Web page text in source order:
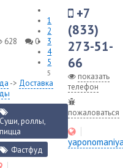
628 0
1
2
3
4
5
5
-> Доставка
Суши, роллы,
пицца
Фастфуд
+7
(833)
273-51-
66
показать
телефон
пожаловаться